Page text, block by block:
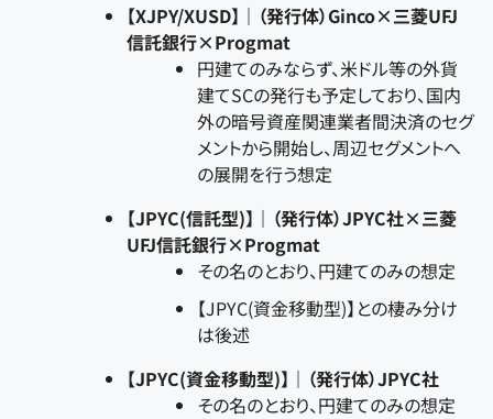
【XJPY/XUSD】｜（発行体）Ginco×三菱UFJ
信託銀行×Progmat
円建てのみならず、米ドル等の外貨
建てSCの発行も予定しており、国内
外の暗号資産関連業者間決済のセグ
メントから開始し、周辺セグメントへ
の展開を行う想定
【JPYC(信託型)】｜（発行体）JPYC社×三菱
UFJ信託銀行×Progmat
その名のとおり、円建てのみの想定
【JPYC(資金移動型)】との棲み分け
は後述
【JPYC(資金移動型)】｜（発行体）JPYC社
その名のとおり、円建てのみの想定